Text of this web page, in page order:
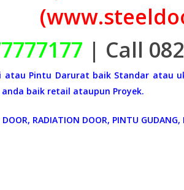
| Call
atau Pintu Darurat baik Standar atau
baik retail ataupun Proyek.
DOOR, RADIATION DOOR, PINTU